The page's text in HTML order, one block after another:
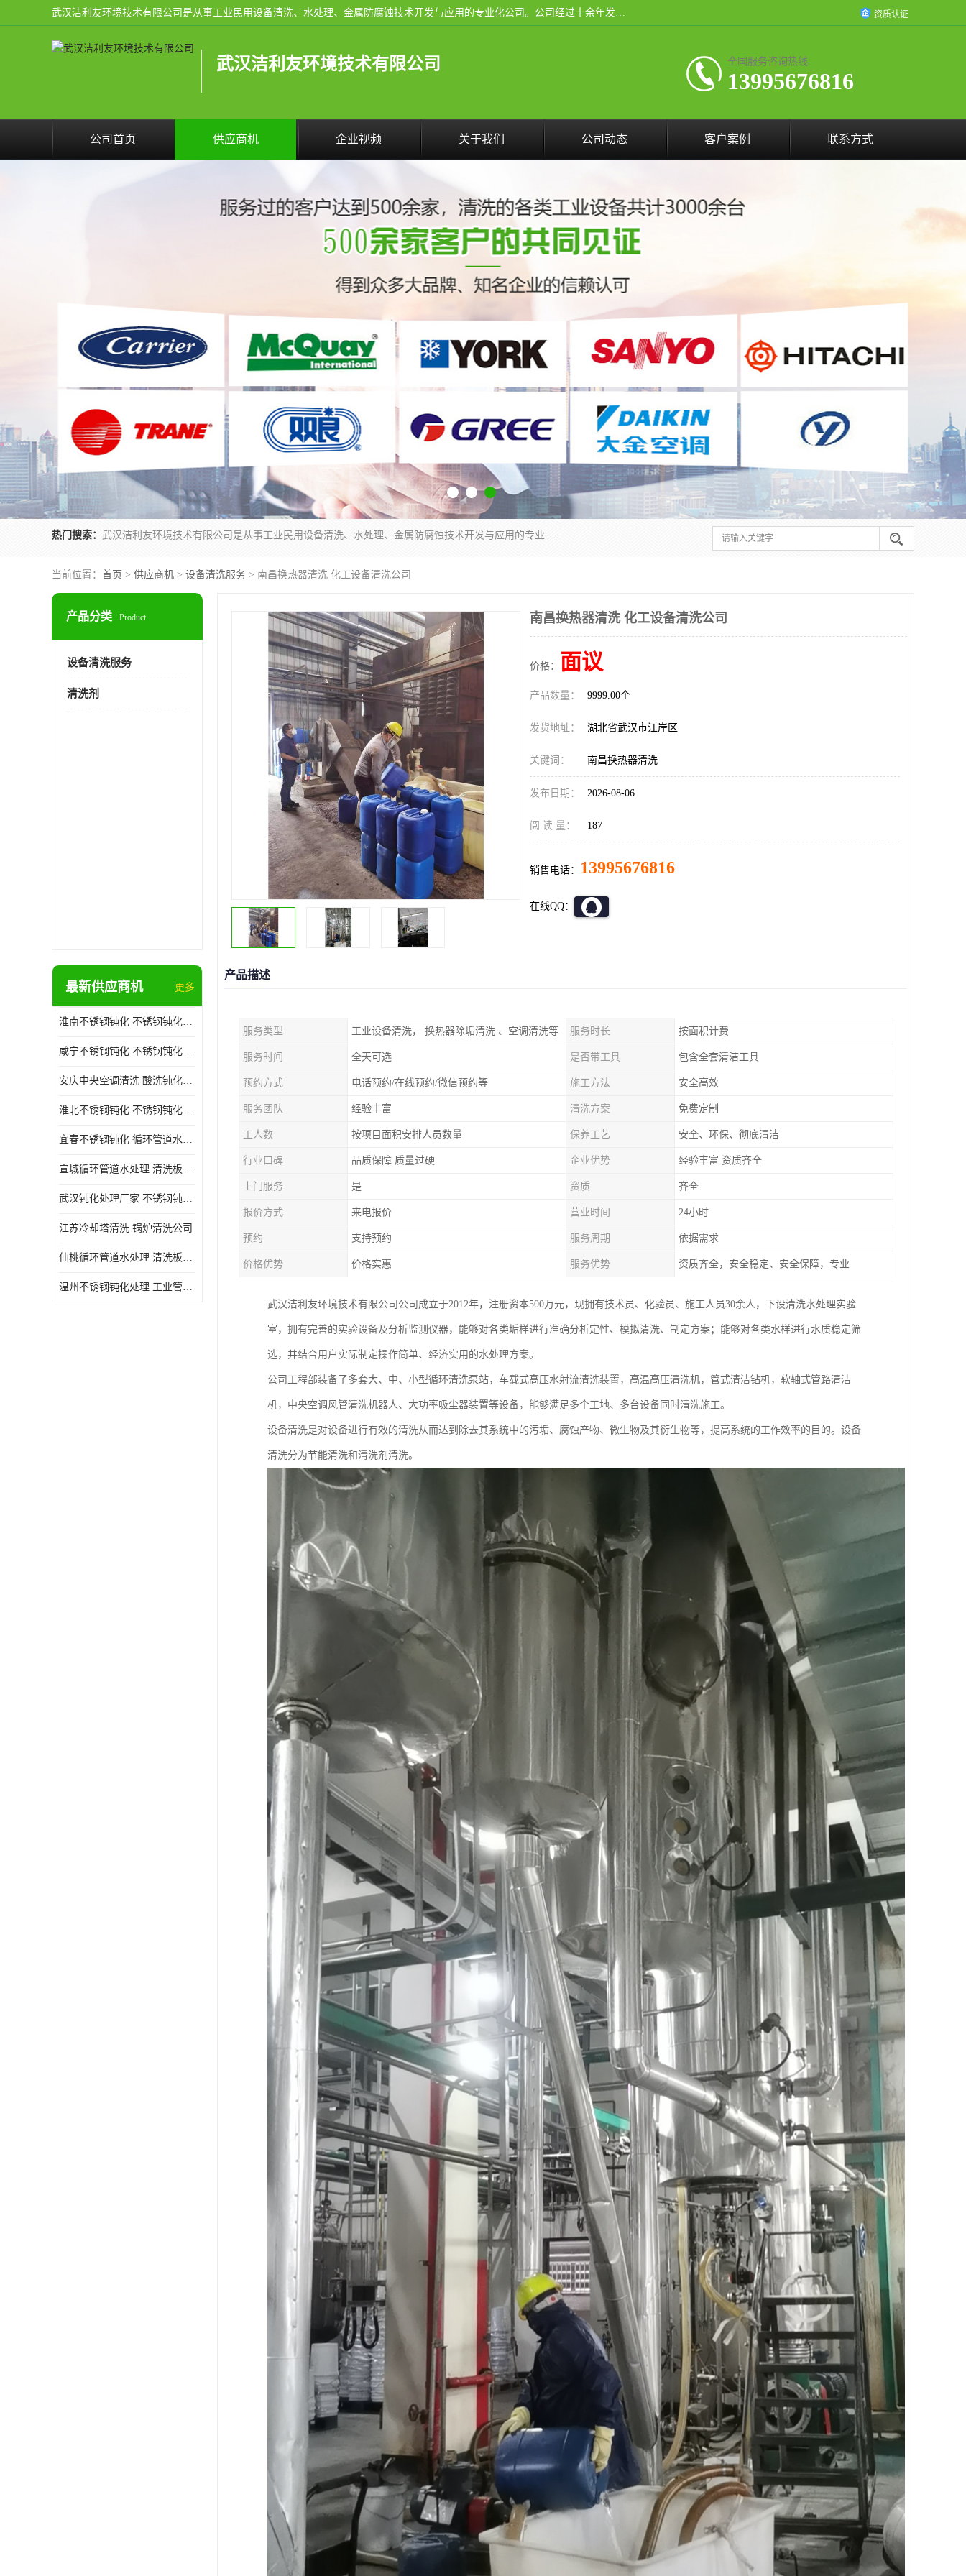
武汉洁利友环境技术有限公司是从事工业民用设备清洗、水处理、金属防腐蚀技术开发与应用的专业化公司。公司经过十余年发展积累了丰富的清洗经验，服务过的客户达到500余家，清洗的各类工业设备共计3000余台。 资质认证
武汉洁利友环境技术有限公司 全国服务咨询热线:
13995676816
公司首页 供应商机 企业视频 关于我们 公司动态 客户案例 联系方式
热门搜索： 武汉洁利友环境技术有限公司是从事工业民用设备清洗、水处理、金属防腐蚀技术开发与应用的专业化公司。公司经过十余年发展积累了丰富的清洗经验，服务过的客户达到500余家，清洗的各类工业设备共计3000余台。
当前位置： 首页 > 供应商机 > 设备清洗服务 > 南昌换热器清洗 化工设备清洗公司
产品分类 Product
设备清洗服务
清洗剂
最新供应商机 更多
淮南不锈钢钝化 不锈钢钝化公司
咸宁不锈钢钝化 不锈钢钝化处理公司
安庆中央空调清洗 酸洗钝化公司
淮北不锈钢钝化 不锈钢钝化公司
宜春不锈钢钝化 循环管道水处理公司
宣城循环管道水处理 清洗板式换热器公司
武汉钝化处理厂家 不锈钢钝化公司
江苏冷却塔清洗 锅炉清洗公司
仙桃循环管道水处理 清洗板式换热器公司 服务好
温州不锈钢钝化处理 工业管道清洗公司 20年行业经验
南昌换热器清洗 化工设备清洗公司
价格： 面议
产品数量： 9999.00个
发货地址： 湖北省武汉市江岸区
关键词： 南昌换热器清洗
发布日期： 2026-08-06
阅 读 量： 187
销售电话： 13995676816
在线QQ：
产品描述
服务类型 工业设备清洗， 换热器除垢清洗 、空调清洗等 服务时长 按面积计费
服务时间 全天可选 是否带工具 包含全套清洁工具
预约方式 电话预约/在线预约/微信预约等 施工方法 安全高效
服务团队 经验丰富 清洗方案 免费定制
工人数 按项目面积安排人员数量 保养工艺 安全、环保、彻底清洁
行业口碑 品质保障 质量过硬 企业优势 经验丰富 资质齐全
上门服务 是 资质 齐全
报价方式 来电报价 营业时间 24小时
预约 支持预约 服务周期 依据需求
价格优势 价格实惠 服务优势 资质齐全，安全稳定、安全保障，专业
武汉洁利友环境技术有限公司公司成立于2012年，注册资本500万元，现拥有技术员、化验员、施工人员30余人，下设清洗水处理实验
室，拥有完善的实验设备及分析监测仪器，能够对各类垢样进行准确分析定性、模拟清洗、制定方案；能够对各类水样进行水质稳定筛
选，并结合用户实际制定操作简单、经济实用的水处理方案。
公司工程部装备了多套大、中、小型循环清洗泵站，车载式高压水射流清洗装置，高温高压清洗机，管式清洁钻机，软轴式管路清洁
机，中央空调风管清洗机器人、大功率吸尘器装置等设备，能够满足多个工地、多台设备同时清洗施工。
设备清洗是对设备进行有效的清洗从而达到除去其系统中的污垢、腐蚀产物、微生物及其衍生物等，提高系统的工作效率的目的。设备
清洗分为节能清洗和清洗剂清洗。